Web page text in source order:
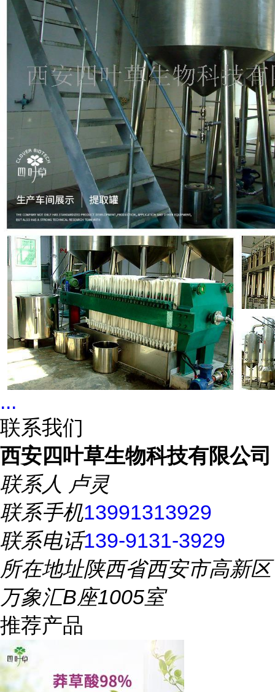
...
联系我们
西安四叶草生物科技有限公司
联系人 卢灵
联系手机13991313929
联系电话139-9131-3929
所在地址陕西省西安市高新区
万象汇B座1005室
推荐产品